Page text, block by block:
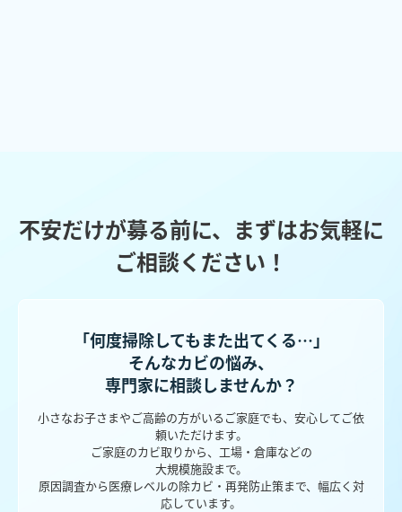
不安だけが募る前に、まずはお気軽に
ご相談ください！
「何度掃除してもまた出てくる…」
そんなカビの悩み、
専門家に相談しませんか？
小さなお子さまやご高齢の方がいるご家庭でも、安心してご依
頼いただけます。
ご家庭のカビ取りから、工場・倉庫などの
大規模施設まで。
原因調査から医療レベルの除カビ・再発防止策まで、幅広く対
応しています。